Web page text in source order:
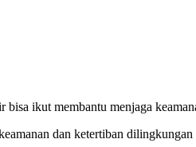
ikut membantu menjaga
dan ketertiban